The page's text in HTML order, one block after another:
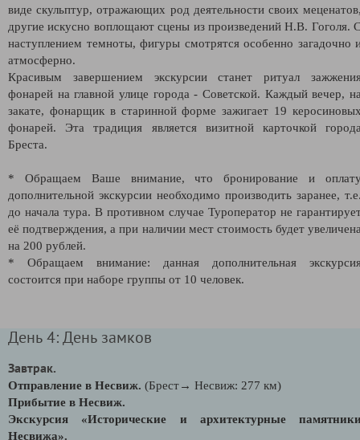
виде скульптур, отражающих род деятельности своих
другие искусно воплощают сцены из произведений Н.В. Гоголя.
наступлением темноты, фигуры смотрятся особенно загадочно
атмосферно.
Красивым завершением экскурсии станет ритуал
фонарей на главной улице города - Советской. Каждый вечер,
закате, фонарщик в старинной форме зажигает 19
фонарей. Эта традиция является визитной карточкой
Бреста.
* Обращаем Ваше внимание, что бронирование и
дополнительной экскурсии необходимо производить заранее,
до начала тура. В противном случае Туроператор не
её подтверждения, а при наличии мест стоимость будет
на 200 рублей.
* Обращаем внимание: данная дополнительная
состоится при наборе группы от 10 человек.
День 4: День замков
Завтрак.
Отправление в Несвиж. (Брест→ Несвиж: 277 км)
Прибытие в Несвиж.
Экскурсия «Исторические и архитектурные
Несвижа».